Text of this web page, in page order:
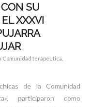
SU
XXXVI
Comunidad terapéutica
de la Comunidad
participaron como